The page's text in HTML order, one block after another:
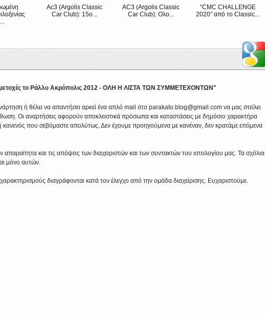
Ac3 (Argolis Classic
Car Club): 15ο...
AC3 (Argolis Classic
Car Club): Ολο...
“CMC CHALLENGE
2020” από το Classic...
το Ράλλυ Ακρόπολις 2012 - ΟΛΗ Η ΛΙΣΤΑ ΤΩΝ ΣΥΜΜΕΤΕΧΟΝΤΩΝ"
ή θέλει να απαντήσει αρκεί ένα απλό mail στο parakato.blog@gmail.com να μας στείλει
Οι αναρτήσεις αφορούν αποκλειστικά πρόσωπα και καταστάσεις με δημόσιο χαρακτήρα
κανενός που σεβόμαστε απολύτως. Δεν έχουμε προηγούμενα με κανέναν, δεν κρατάμε επόμενα
και τις απόψεις των διαχειριστών και των συντακτών του ιστολογίου μας. Τα σχόλια
μόνο αυτών.
διαγράφονται κατά τον έλεγχο από την ομάδα διαχείρισης. Ευχαριστούμε.